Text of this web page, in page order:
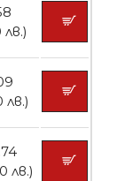
БЕЗПЛАТНО
на гел лак 10
лв.)
лв.)
лв.)